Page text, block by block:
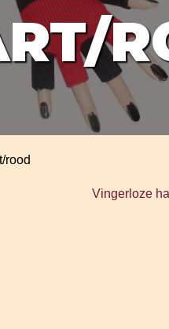
rood
Vingerloze